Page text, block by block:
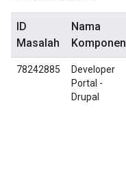
ID
Masalah
Nama
Komponen
78242885
Developer
Portal -
Drupal